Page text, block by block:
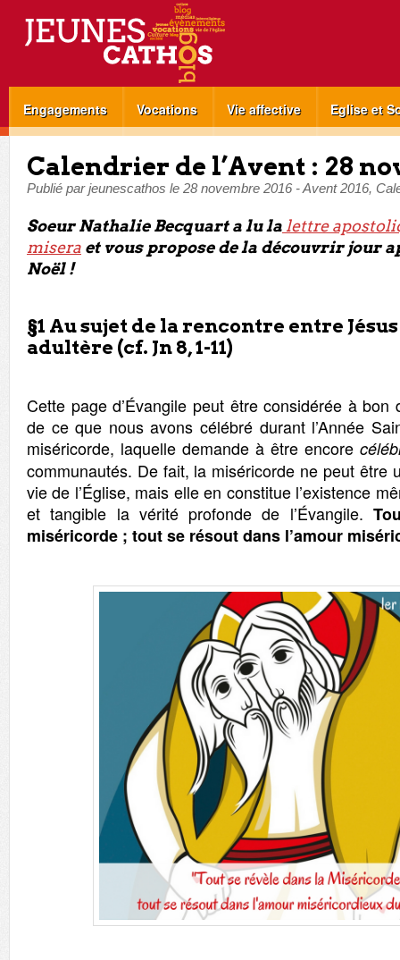
Engagements Vocations Vie affective Eglise et
Calendrier de l’Avent : 28
Publié parjeunescathos le 28 novembre 2016 -Avent 2016,
Soeur Nathalie Becquart a lu la lettre
misera et vous propose de la découvrir jour
Noël !
§1 Au sujet de la rencontre entre
adultère (cf. Jn 8, 1-11)
Cette page d’Évangile peut être considérée à
de ce que nous avons célébré durant l’Année
miséricorde, laquelle demande à être encore
communautés. De fait, la miséricorde ne peut être
vie de l’Église, mais elle en constitue l’existence
et tangible la vérité profonde de l’Évangile.
miséricorde ; tout se résout dans l’amour